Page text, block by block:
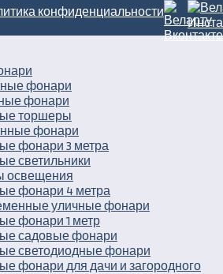
конфиденциальности
фонари
фонари
торшеры
фонари
фонари 3 метра
светильники
освещения
фонари 4 метра
уличные фонари
фонари 1 метр
садовые фонари
светодиодные фонари
фонари для дачи и загородного